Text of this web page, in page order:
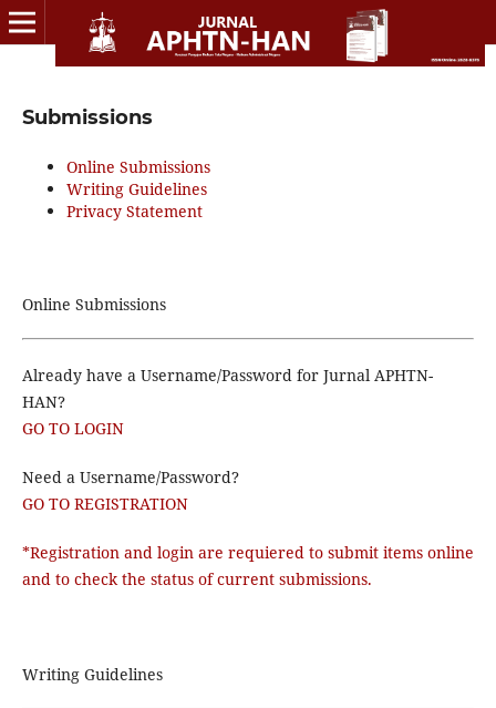
Submissions
Online Submissions
Writing Guidelines
Privacy Statement
Online Submissions
Already have a Username/Password for Jurnal APHTN-
HAN?
GO TO LOGIN
Need a Username/Password?
GO TO REGISTRATION
*Registration and login are requiered to submit items online
and to check the status of current submissions.
Writing Guidelines